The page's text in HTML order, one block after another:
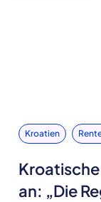
Kroatien
an: „Die